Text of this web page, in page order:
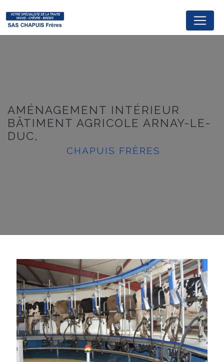
AMÉNAGEMENT INTÉRIEUR
BÂTIMENT AGRICOLE ARNAY-LE-
DUC,
CHAPUIS FRÈRES